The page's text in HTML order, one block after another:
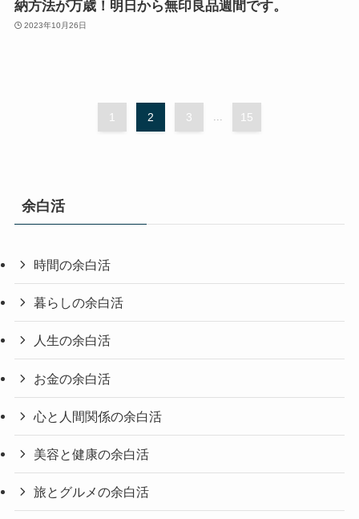
納方法が万歳！明日から無印良品週間です。
2023年10月26日
1 2 3 15
余白活
時間の余白活
暮らしの余白活
人生の余白活
お金の余白活
心と人間関係の余白活
美容と健康の余白活
旅とグルメの余白活